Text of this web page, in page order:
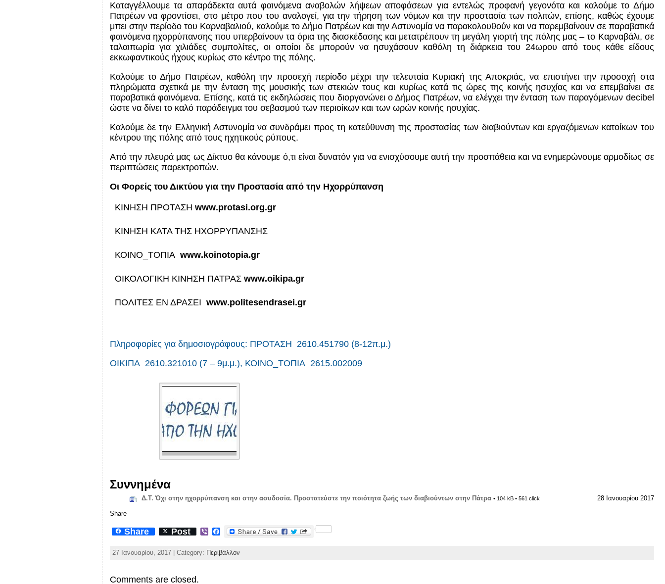
Καταγγέλλουμε τα απαράδεκτα αυτά φαινόμενα αναβολών λήψεων αποφάσεων για εντελώς προφανή γεγονότα και καλούμε το Δήμο
Πατρέων να φροντίσει, στο μέτρο που του αναλογεί, για την τήρηση των νόμων και την προστασία των πολιτών, επίσης, καθώς έχουμε
μπει στην περίοδο του Καρναβαλιού, καλούμε το Δήμο Πατρέων και την Αστυνομία να παρακολουθούν και να παρεμβαίνουν σε παραβατικά
φαινόμενα ηχορρύπανσης που υπερβαίνουν τα όρια της διασκέδασης και μετατρέπουν τη μεγάλη γιορτή της πόλης μας – το Καρναβάλι, σε
ταλαιπωρία για χιλιάδες συμπολίτες, οι οποίοι δε μπορούν να ησυχάσουν καθόλη τη διάρκεια του 24ωρου από τους κάθε είδους
εκκωφαντικούς ήχους κυρίως στο κέντρο της πόλης.
Καλούμε το Δήμο Πατρέων, καθόλη την προσεχή περίοδο μέχρι την τελευταία Κυριακή της Αποκριάς, να επιστήνει την προσοχή στα
πληρώματα σχετικά με την ένταση της μουσικής των στεκιών τους και κυρίως κατά τις ώρες της κοινής ησυχίας και να επεμβαίνει σε
παραβατικά φαινόμενα. Επίσης, κατά τις εκδηλώσεις που διοργανώνει ο Δήμος Πατρέων, να ελέγχει την ένταση των παραγόμενων decibel
ώστε να δίνει το καλό παράδειγμα του σεβασμού των περιοίκων και των ωρών κοινής ησυχίας.
Καλούμε δε την Ελληνική Αστυνομία να συνδράμει προς τη κατεύθυνση της προστασίας των διαβιούντων και εργαζόμενων κατοίκων του
κέντρου της πόλης από τους ηχητικούς ρύπους.
Από την πλευρά μας ως Δίκτυο θα κάνουμε ό,τι είναι δυνατόν για να ενισχύσουμε αυτή την προσπάθεια και να ενημερώνουμε αρμοδίως σε
περιπτώσεις παρεκτροπών.
Οι Φορείς του Δικτύου για την Προστασία από την Ηχορρύπανση
 ΚΙΝΗΣΗ ΠΡΟΤΑΣΗ www.protasi.org.gr
 ΚΙΝΗΣΗ ΚΑΤΑ ΤΗΣ ΗΧΟΡΡΥΠΑΝΣΗΣ
 ΚΟΙΝΟ_ΤΟΠΙΑ www. koinotopia.gr
 ΟΙΚΟΛΟΓΙΚΗ ΚΙΝΗΣΗ ΠΑΤΡΑΣ www.oikipa.gr
 ΠΟΛΙΤΕΣ ΕΝ ΔΡΑΣΕΙ www.politesendrasei.gr
Πληροφορίες για δημοσιογράφους: ΠΡΟΤΑΣΗ 2610.451790 (8-12π.μ.)
ΟΙΚΙΠΑ 2610.321010 (7 – 9μ.μ.), ΚΟΙΝΟ_ΤΟΠΙΑ 2615.002009
Συννημένα
Δ.Τ. Όχι στην ηχορρύπανση και στην ασυδοσία. Προστατεύστε την ποιότητα ζωής των διαβιούντων στην Πάτρα • 104 kB • 561 click 28 Ιανουαρίου 2017
Share
Share Post
V
e
F
e
27 Ιανουαρίου, 2017 | Category: Περιβάλλον
Comments are closed.